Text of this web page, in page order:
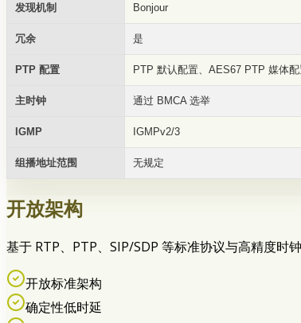
发现机制 Bonjour
冗余 是
PTP 配置 PTP 默认配置、AES67 PTP 媒体
主时钟 通过 BMCA 选举
IGMP IGMPv2/3
组播地址范围 无规定
开放架构
基于 RTP、PTP、SIP/SDP 等标准协议与高精度时
开放标准架构
确定性低时延